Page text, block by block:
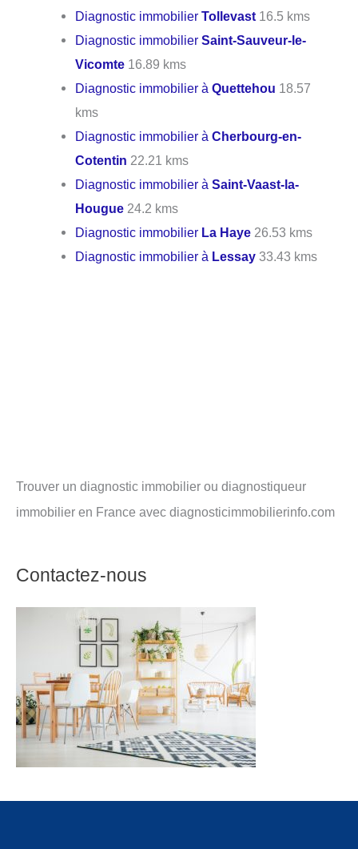
Diagnostic immobilierTollevast 16.5 kms
Diagnostic immobilierSaint-Sauveur-le-
Vicomte 16.89 kms
Diagnostic immobilier àQuettehou 18.57
kms
Diagnostic immobilier àCherbourg-en-
Cotentin 22.21 kms
Diagnostic immobilier àSaint-Vaast-la-
Hougue 24.2 kms
Diagnostic immobilier La Haye 26.53 kms
Diagnostic immobilier à Lessay 33.43 kms
Trouver un diagnostic immobilier ou diagnostiqueur
immobilier en France avec diagnosticimmobilierinfo.com
Contactez-nous